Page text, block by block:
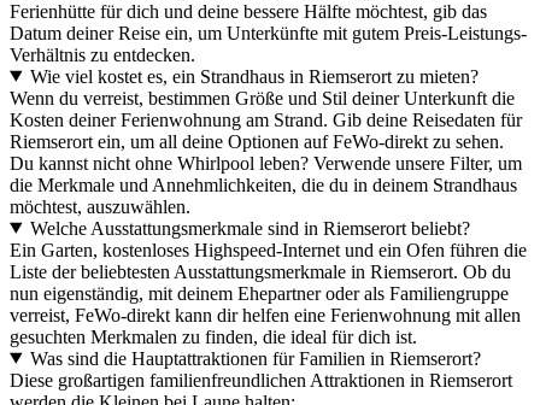
Ferienhütte für dich und deine bessere Hälfte möchtest, gib das
Datum deiner Reise ein, um Unterkünfte mit gutem Preis-Leistungs-
Verhältnis zu entdecken.
Wie viel kostet es, ein Strandhaus in Riemserort zu mieten?
Wenn du verreist, bestimmen Größe und Stil deiner Unterkunft die
Kosten deiner Ferienwohnung am Strand. Gib deine Reisedaten für
Riemserort ein, um all deine Optionen auf FeWo-direkt zu sehen.
Du kannst nicht ohne Whirlpool leben? Verwende unsere Filter, um
die Merkmale und Annehmlichkeiten, die du in deinem Strandhaus
möchtest, auszuwählen.
Welche Ausstattungsmerkmale sind in Riemserort beliebt?
Ein Garten, kostenloses Highspeed-Internet und ein Ofen führen die
Liste der beliebtesten Ausstattungsmerkmale in Riemserort. Ob du
nun eigenständig, mit deinem Ehepartner oder als Familiengruppe
verreist, FeWo-direkt kann dir helfen eine Ferienwohnung mit allen
gesuchten Merkmalen zu finden, die ideal für dich ist.
Was sind die Hauptattraktionen für Familien in Riemserort?
Diese großartigen familienfreundlichen Attraktionen in Riemserort